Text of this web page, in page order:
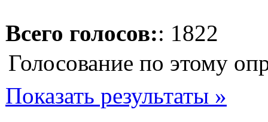
Всего голосов:: 1822
Голосование по этому
Показать результаты »